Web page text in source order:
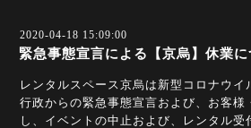
2020-04-18 15:09:00
緊急事態宣言による【京烏】休業に
レンタルスペース京烏は新型コロナウイ
行政からの緊急事態宣言および、お客様
し、イベントの中止および、レンタル受